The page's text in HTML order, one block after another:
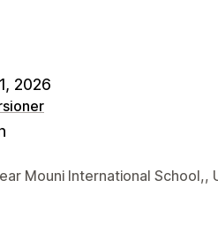
2026
Mouni International School,,